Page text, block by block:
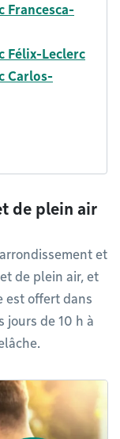
Francesca-
Félix-Leclerc
Carlos-
de plein air
et
de plein air, et
est offert dans
jours de 10 h à